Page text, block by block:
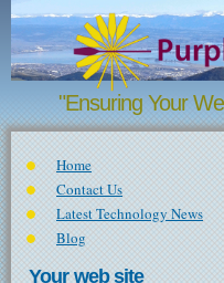
Skip to main content
"Ensuring Your
Home
Contact Us
Latest Technology News
Blog
Your web site